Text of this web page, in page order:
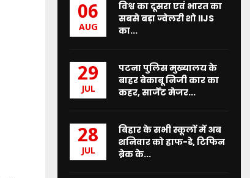
06
AUG
विश्व का दूसरा एवं भारत का
सबसे बड़ा ज्वेलरी शो IIJS
का...
29
JUL
पटना पुलिस मुख्यालय के
बाहर बेकाबू निजी कार का
कहर, सार्जेंट मेजर...
28
JUL
बिहार के सभी स्कूलों में अब
शनिवार को हाफ-डे, टिफिन
ब्रेक के...